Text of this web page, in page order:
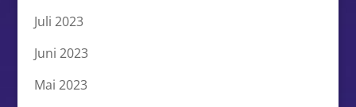
Juli 2023
Juni 2023
Mai 2023